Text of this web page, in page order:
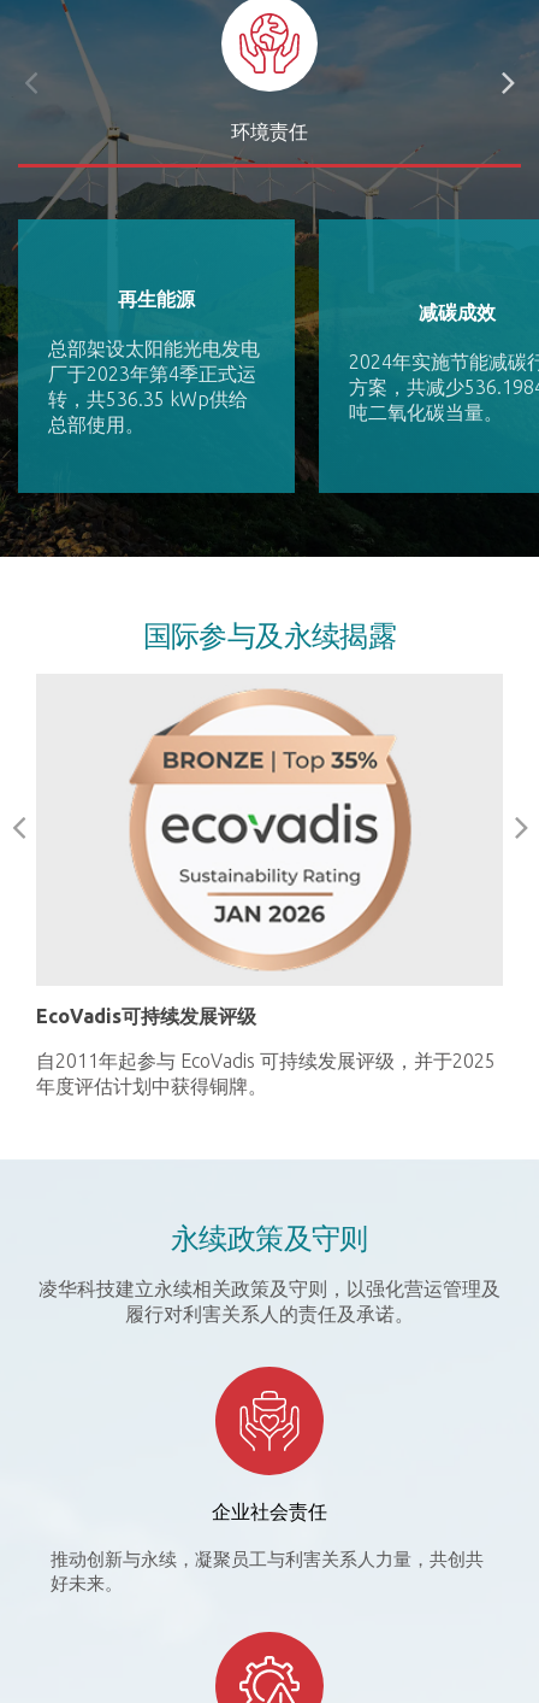
环境责任
再生能源
总部架设太阳能光电发电
厂于2023年第4季正式运
转，共536.35 kWp供给
总部使用。
减碳成效
2024年实施节能减碳
方案，共减少
吨二氧化碳当量。
国际参与及永续揭露
EcoVadis可持续发展评级
自2011年起参与 EcoVadis 可持续发展评级，并于2025
年度评估计划中获得铜牌。
永续政策及守则
凌华科技建立永续相关政策及守则，以强化营运管理及
履行对利害关系人的责任及承诺。
企业社会责任
推动创新与永续，凝聚员工与利害关系人力量，共创共
好未来。